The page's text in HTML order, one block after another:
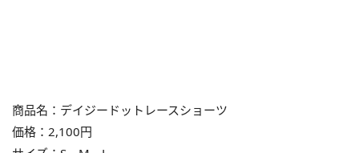
商品名：デイジードットレースショーツ
価格：2,100円